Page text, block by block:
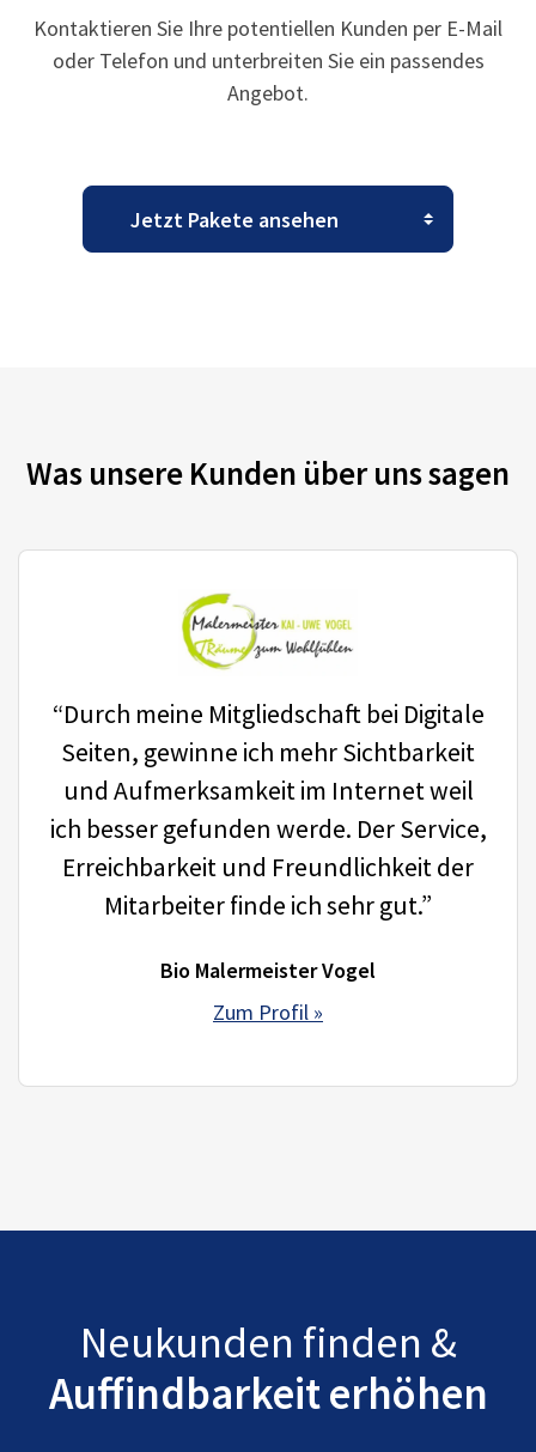
Kontaktieren Sie Ihre potentiellen Kunden per E-Mail
oder Telefon und unterbreiten Sie ein passendes
Angebot.
Was unsere Kunden über uns sagen
“Durch meine Mitgliedschaft bei Digitale
Seiten, gewinne ich mehr Sichtbarkeit
und Aufmerksamkeit im Internet weil
ich besser gefunden werde. Der Service,
Erreichbarkeit und Freundlichkeit der
Mitarbeiter finde ich sehr gut.”
Bio Malermeister Vogel
Zum Profil »
Neukunden finden &
Auffindbarkeit erhöhen